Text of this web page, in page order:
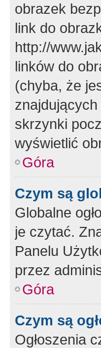
obrazek
link do
http://
linków do
(chyba, że
skrzynki
wyświetlić
Góra
Czym są
Globalne
je czytać.
Panelu
przez
Góra
Czym są
Ogłoszenia